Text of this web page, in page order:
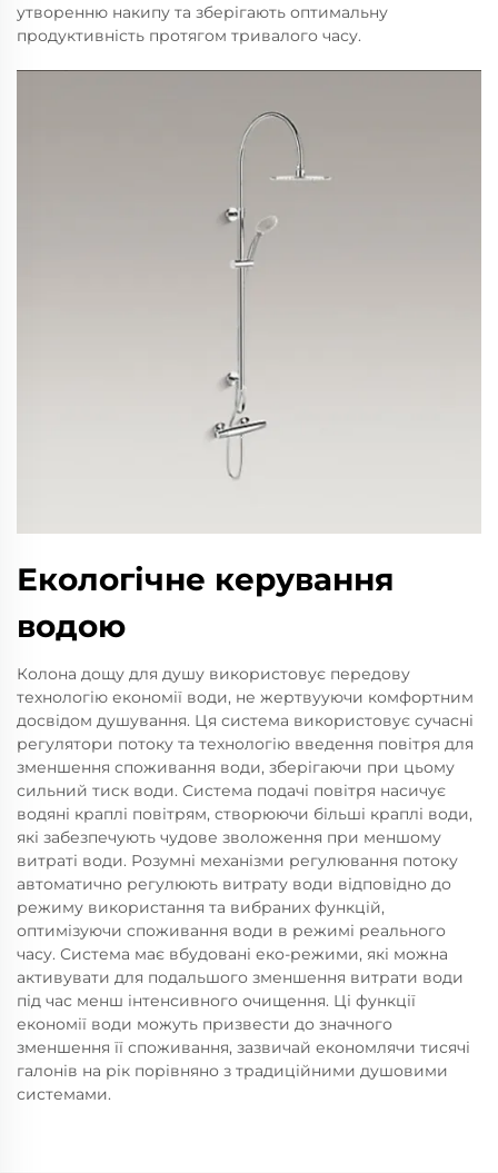
утворенню накипу та зберігають оптимальну
продуктивність протягом тривалого часу.
Екологічне керування
водою
Колона дощу для душу використовує передову
технологію економії води, не жертвууючи комфортним
досвідом душування. Ця система використовує сучасні
регулятори потоку та технологію введення повітря для
зменшення споживання води, зберігаючи при цьому
сильний тиск води. Система подачі повітря насичує
водяні краплі повітрям, створюючи більші краплі води,
які забезпечують чудове зволоження при меншому
витраті води. Розумні механізми регулювання потоку
автоматично регулюють витрату води відповідно до
режиму використання та вибраних функцій,
оптимізуючи споживання води в режимі реального
часу. Система має вбудовані еко-режими, які можна
активувати для подальшого зменшення витрати води
під час менш інтенсивного очищення. Ці функції
економії води можуть призвести до значного
зменшення її споживання, зазвичай економлячи тисячі
галонів на рік порівняно з традиційними душовими
системами.